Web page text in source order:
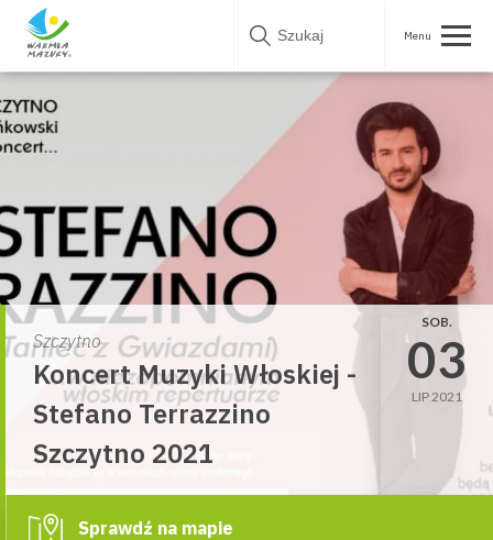
Skip
Szczytno
Koncert Muzyki Włoskiej -
Stefano Terrazzino
Szczytno 2021
SOB.
03
LIP 2021
Sprawdź na mapie